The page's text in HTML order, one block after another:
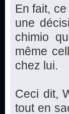
En fait,
une
chimio
même
chez lui.
Ceci dit,
tout en